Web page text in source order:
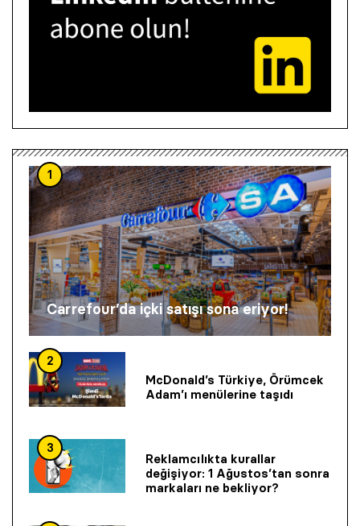
1
Carrefour’da içki satışı sona eriyor!
2
McDonald’s Türkiye, Örümcek
Adam’ı menülerine taşıdı
3
Reklamcılıkta kurallar
değişiyor: 1 Ağustos’tan sonra
markaları ne bekliyor?